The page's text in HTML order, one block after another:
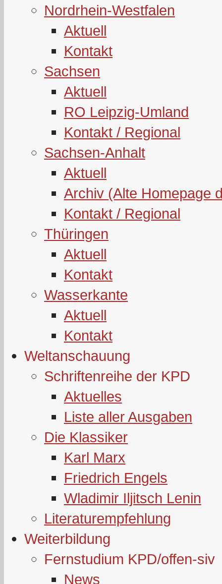
Nordrhein-Westfalen
Aktuell
Kontakt
Sachsen
Aktuell
RO Leipzig-Umland
Kontakt / Regional
Sachsen-Anhalt
Aktuell
Archiv (Alte Homepage
Kontakt / Regional
Thüringen
Aktuell
Kontakt
Wasserkante
Aktuell
Kontakt
Weltanschauung
Schriftenreihe der KPD
Aktuelles
Liste aller Ausgaben
Die Klassiker
Karl Marx
Friedrich Engels
Wladimir Iljitsch Lenin
Literaturempfehlung
Weiterbildung
Fernstudium KPD/offen-siv
News